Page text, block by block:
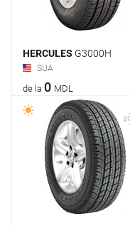
HERCULES G3000H
SUA
de la 0 MDL